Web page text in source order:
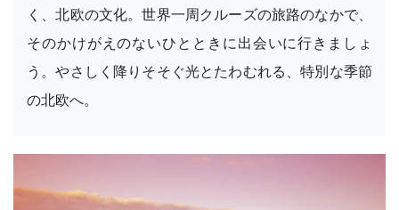
く、北欧の文化。世界一周クルーズの旅路のなかで、
そのかけがえのないひとときに出会いに行きましょ
う。やさしく降りそそぐ光とたわむれる、特別な季節
の北欧へ。